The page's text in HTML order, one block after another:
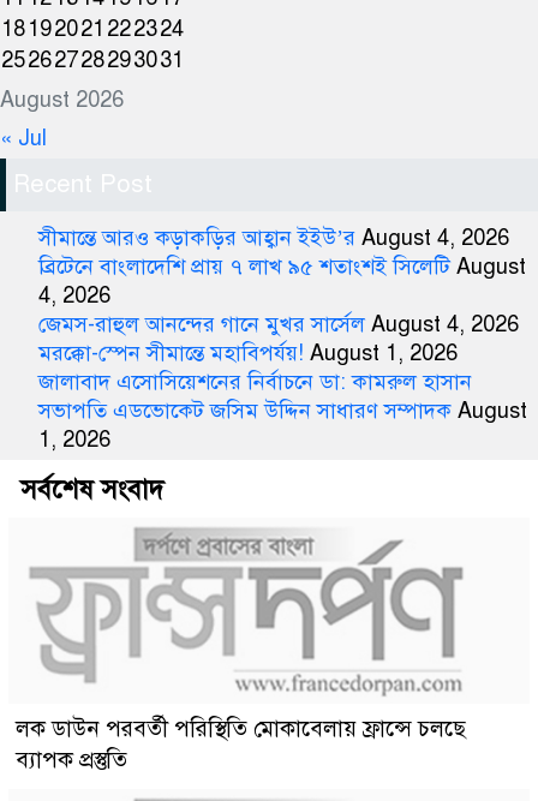
August 2026
18192021 222324
25262728293031
« Jul
Recent Post
সীমান্তে আরও কড়াকড়ির আহ্বান ইইউ’র August 4, 2026
ব্রিটেনে বাংলাদেশি প্রায় ৭ লাখ ৯৫ শতাংশই সিলেটি August
4, 2026
জেমস-রাহুল আনন্দের গানে মুখর সার্সেল August 4, 2026
মরক্কো-স্পেন সীমান্তে মহাবিপর্যয়! August 1, 2026
জালাবাদ এসোসিয়েশনের নির্বাচনে ডা: কামরুল হাসান
সভাপতি এডভোকেট জসিম উদ্দিন সাধারণ সম্পাদক August
1, 2026
সর্বশেষ সংবাদ
লক ডাউন পরবর্তী পরিস্থিতি মোকাবেলায় ফ্রান্সে চলছে
ব্যাপক প্রস্তুতি